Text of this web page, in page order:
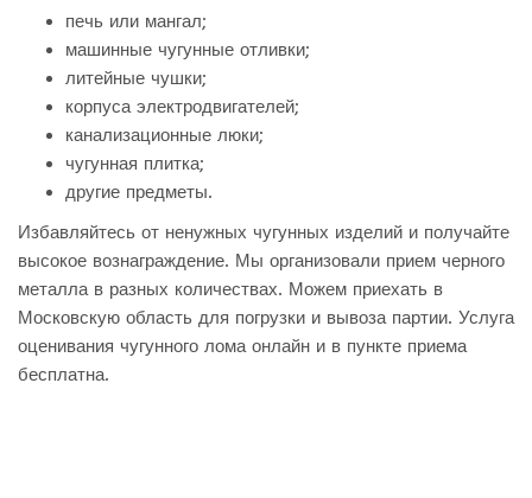
печь или мангал;
машинные чугунные отливки;
литейные чушки;
корпуса электродвигателей;
канализационные люки;
чугунная плитка;
другие предметы.
Избавляйтесь от ненужных чугунных изделий и получайте
высокое вознаграждение. Мы организовали прием черного
металла в разных количествах. Можем приехать в
Московскую область для погрузки и вывоза партии. Услуга
оценивания чугунного лома онлайн и в пункте приема
бесплатна.